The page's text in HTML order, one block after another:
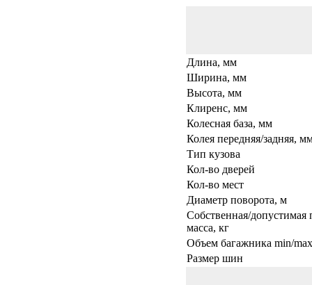
Длина, мм
Ширина, мм
Высота, мм
Клиренс, мм
Колесная база, мм
Колея передняя/задняя,
Тип кузова
Кол-во дверей
Кол-во мест
Диаметр поворота, м
Собственная/допустимая
масса, кг
Объем багажника min/
Размер шин